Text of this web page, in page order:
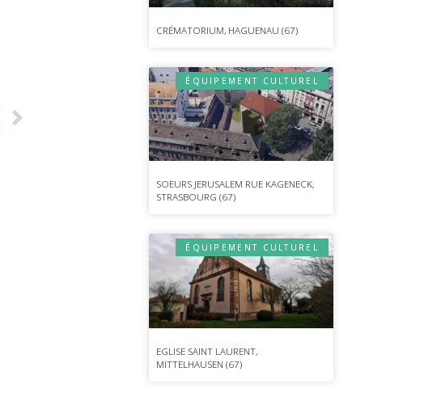
CRÉMATORIUM, HAGUENAU (67)
ÉQUIPEMENT CULTUREL
SOEURS JERUSALEM RUE KAGENECK,
STRASBOURG (67)
ÉQUIPEMENT CULTUREL
EGLISE SAINT LAURENT,
MITTELHAUSEN (67)